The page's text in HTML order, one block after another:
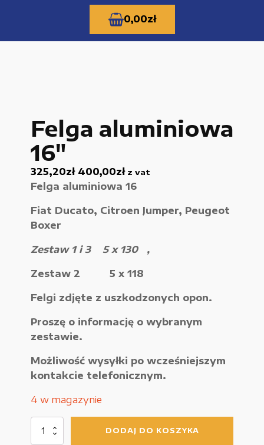
0,00zł
Części zamienne do urządzeń i narzędzi
Kable i przewody
Maszyny i urządzenia produkcujne
Nowe części zamienne
Pompy i przekładnie
Pozostałe
WYPRZEDAŻE
Felga aluminiowa
16"
325,20zł 400,00złz vat
Felga aluminiowa 16
Fiat Ducato, Citroen Jumper, Peugeot
Boxer
Zestaw 1 i 3 5 x 130 ,
Zestaw 2 5 x 118
Felgi zdjęte z uszkodzonych opon.
Proszę o informację o wybranym
zestawie.
Możliwość wysyłki po wcześniejszym
kontakcie telefonicznym.
4 w magazynie
ilość
DODAJ DO KOSZYKA